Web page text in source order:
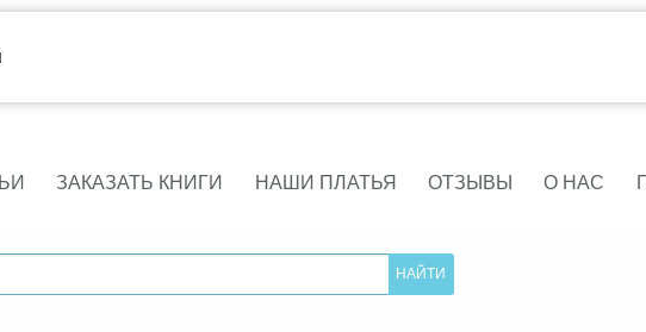
ЗАКАЗАТЬ КНИГИ НАШИ ПЛАТЬЯ ОТЗЫВЫ О НАС